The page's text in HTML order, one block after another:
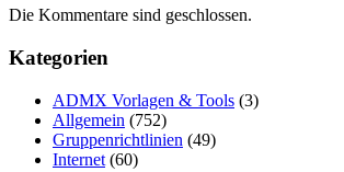
Die Kommentare sind geschlossen.
Kategorien
ADMX Vorlagen & Tools (3)
Allgemein (752)
Gruppenrichtlinien (49)
Internet (60)